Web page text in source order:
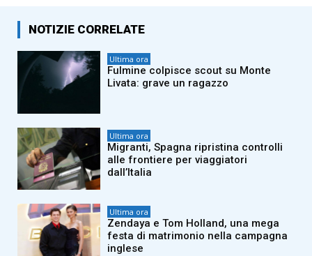
NOTIZIE CORRELATE
Ultima ora
Fulmine colpisce scout su Monte
Livata: grave un ragazzo
Ultima ora
Migranti, Spagna ripristina controlli
alle frontiere per viaggiatori
dall’Italia
Ultima ora
Zendaya e Tom Holland, una mega
festa di matrimonio nella campagna
inglese